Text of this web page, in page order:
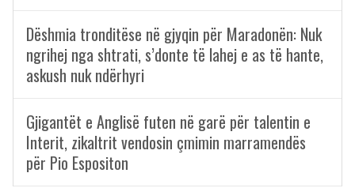
Dëshmia tronditëse në gjyqin për Maradonën: Nuk
ngrihej nga shtrati, s’donte të lahej e as të hante,
askush nuk ndërhyri
Gjigantët e Anglisë futen në garë për talentin e
Interit, zikaltrit vendosin çmimin marramendës
për Pio Espositon